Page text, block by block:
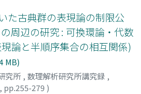
た古典群の表現論の制限公
周辺の研究 : 可換環論・代数
論と半順序集合の相互関係)
MB)
究所 , 数理解析研究所講究録 ,
, pp.255-279 )